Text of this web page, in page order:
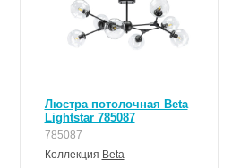
Люстра потолочная Beta
Lightstar 785087
785087
Коллекция Beta